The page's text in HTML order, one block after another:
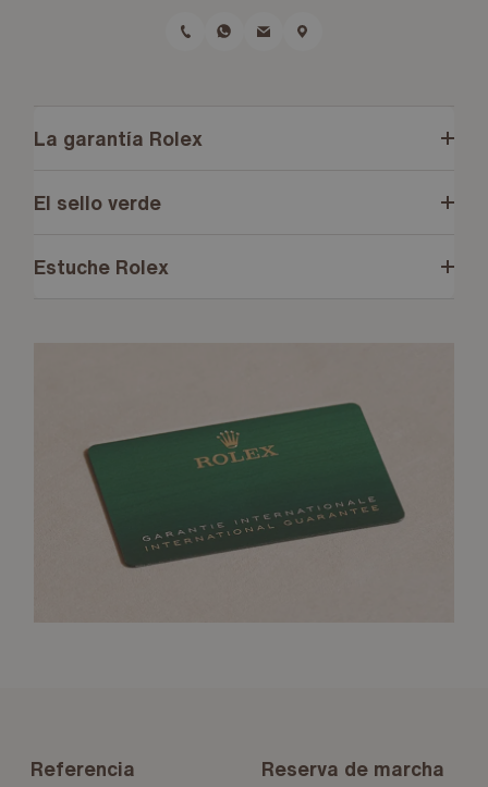
La garantía Rolex
El sello verde
Estuche Rolex
Referencia
Reserva de marcha